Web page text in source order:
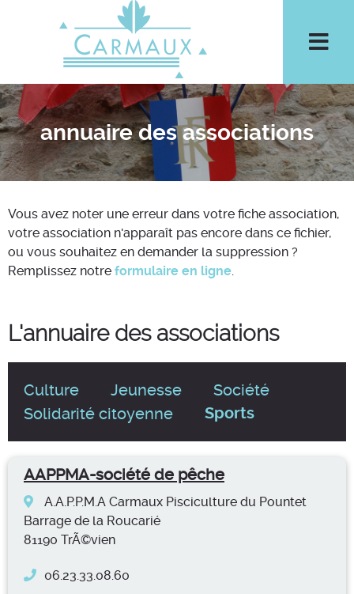
Aller à la recherche
annuaire des associations
Vous avez noter une erreur dans votre fiche association,
votre association n'apparaît pas encore dans ce fichier,
ou vous souhaitez en demander la suppression ?
Remplissez notre formulaire en ligne.
L'annuaire des associations
Filtrer
par
Culture Jeunesse
Société
Solidarité citoyenne
Sports
Résultats
de
recherche
AAPPMA-société de pêche
A.A.P.P.M.A Carmaux Pisciculture du Pountet
Barrage de la Roucarié
81190 TrÃ©vien
06.23.33.08.60